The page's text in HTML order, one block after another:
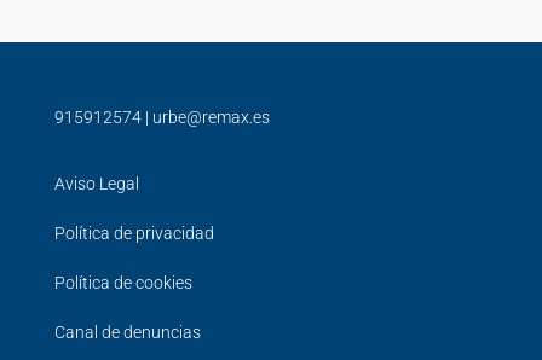
915912574 | urbe@remax.es
Aviso Legal
Política de privacidad
Política de cookies
Canal de denuncias